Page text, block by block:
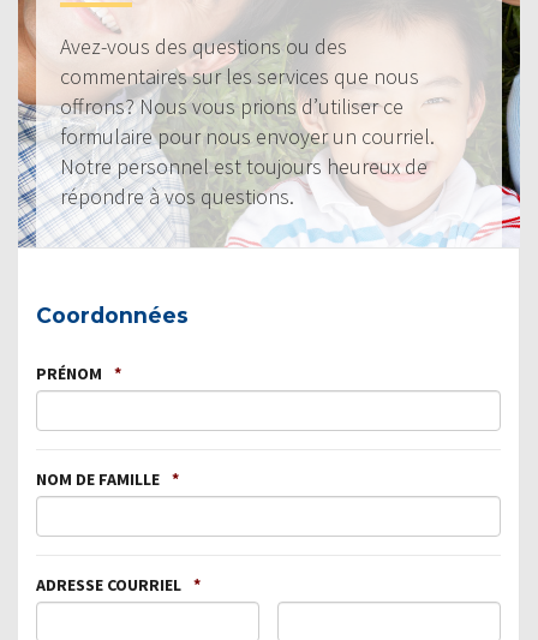
Avez-vous des questions ou des
commentaires sur les services que nous
offrons? Nous vous prions d’utiliser ce
formulaire pour nous envoyer un courriel.
Notre personnel est toujours heureux de
répondre à vos questions.
Coordonnées
PRÉNOM *
NOM DE FAMILLE *
ADRESSE COURRIEL *